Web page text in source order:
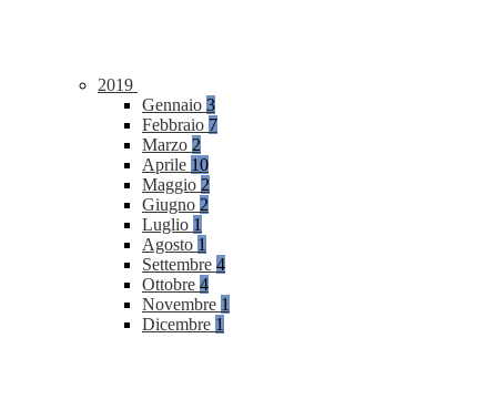
2019
Gennaio 3
Febbraio 7
Marzo 2
Aprile 10
Maggio 2
Giugno 2
Luglio 1
Agosto 1
Settembre 4
Ottobre 4
Novembre 1
Dicembre 1